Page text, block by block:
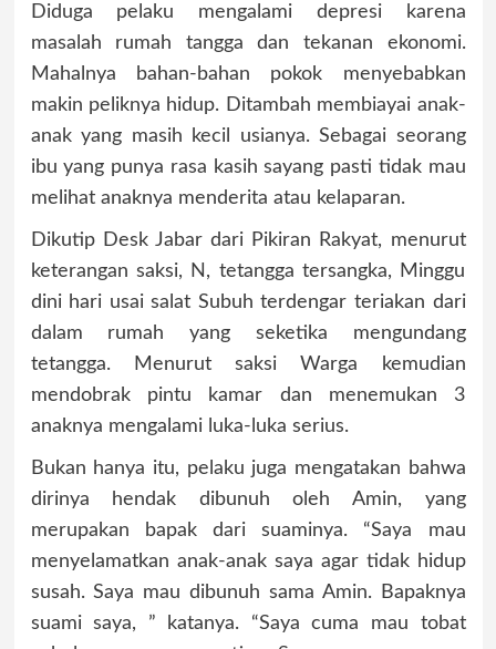
Diduga pelaku mengalami depresi karena
masalah rumah tangga dan tekanan ekonomi.
Mahalnya bahan-bahan pokok menyebabkan
makin peliknya hidup. Ditambah membiayai anak-
anak yang masih kecil usianya. Sebagai seorang
ibu yang punya rasa kasih sayang pasti tidak mau
melihat anaknya menderita atau kelaparan.
Dikutip Desk Jabar dari Pikiran Rakyat, menurut
keterangan saksi, N, tetangga tersangka, Minggu
dini hari usai salat Subuh terdengar teriakan dari
dalam rumah yang seketika mengundang
tetangga. Menurut saksi Warga kemudian
mendobrak pintu kamar dan menemukan 3
anaknya mengalami luka-luka serius.
Bukan hanya itu, pelaku juga mengatakan bahwa
dirinya hendak dibunuh oleh Amin, yang
merupakan bapak dari suaminya. “Saya mau
menyelamatkan anak-anak saya agar tidak hidup
susah. Saya mau dibunuh sama Amin. Bapaknya
suami saya, ” katanya. “Saya cuma mau tobat